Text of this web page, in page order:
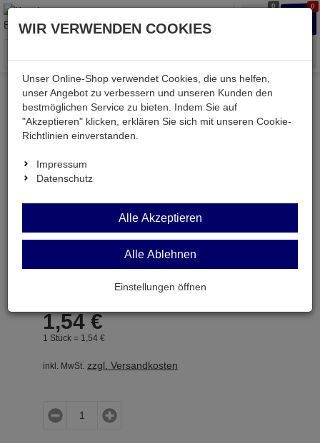
0 0
Menü
Weiter einkaufen Kessler electronic
Werkstatt
WIHA7015ZTR-TR20
WIHA7015ZTR-TR20
TORX®-Bit Tamper Resistant Größe TR20
1,54 €
1 Stück = 1, 54 €
inkl. MwSt. zzgl. Versandkosten
WIR VERWENDEN COOKIES
Unser Online-Shop verwendet Cookies, die uns helfen,
unser Angebot zu verbessern und unseren Kunden den
bestmöglichen Service zu bieten. Indem Sie auf
"Akzeptieren" klicken, erklären Sie sich mit unseren Cookie-
Richtlinien einverstanden.
Impressum
Datenschutz
Alle Akzeptieren
Alle Ablehnen
Einstellungen öffnen